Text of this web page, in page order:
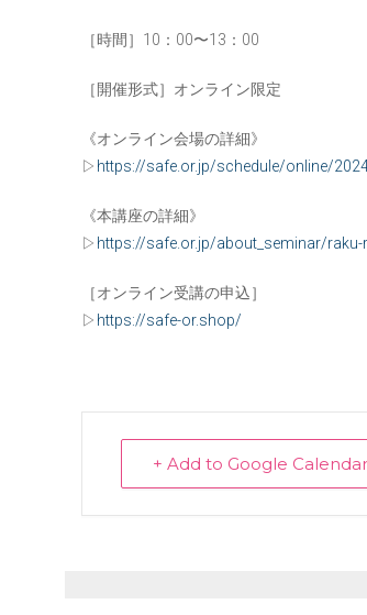
［時間］10：00〜13：00
［開催形式］オンライン限定
《オンライン会場の詳細》
▷ https://safe.or.jp/schedule/online/
《本講座の詳細》
▷ https://safe.or.jp/about_seminar/raku-
［オンライン受講の申込］
▷ https://safe-or.shop/
+ Add to Google Calendar